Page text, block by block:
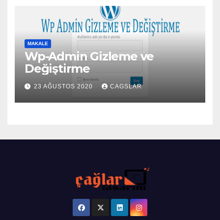
MAKALE
Wp-Admin Gizleme ve
Değiştirme
23 AĞUSTOS 2020 CAGSLAR